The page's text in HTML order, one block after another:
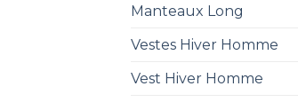
Manteaux Long
Vestes Hiver Homme
Vest Hiver Homme